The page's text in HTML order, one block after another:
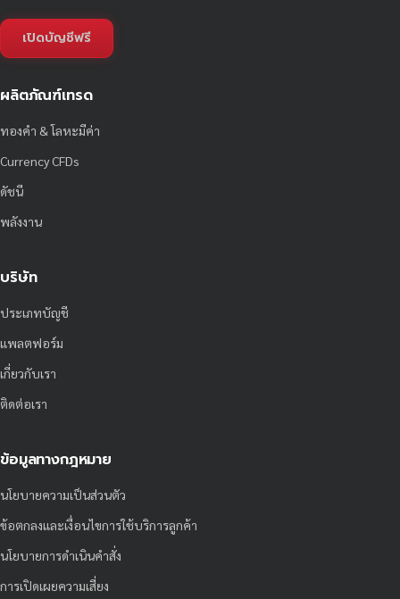
เปิดบัญชีฟรี
ผลิตภัณฑ์เทรด
ทองคำ & โลหะมีค่า
Currency CFDs
ดัชนี
พลังงาน
บริษัท
ประเภทบัญชี
แพลตฟอร์ม
เกี่ยวกับเรา
ติดต่อเรา
ข้อมูลทางกฎหมาย
นโยบายความเป็นส่วนตัว
ข้อตกลงและเงื่อนไขการใช้บริการลูกค้า
นโยบายการดำเนินคำสั่ง
การเปิดเผยความเสี่ยง